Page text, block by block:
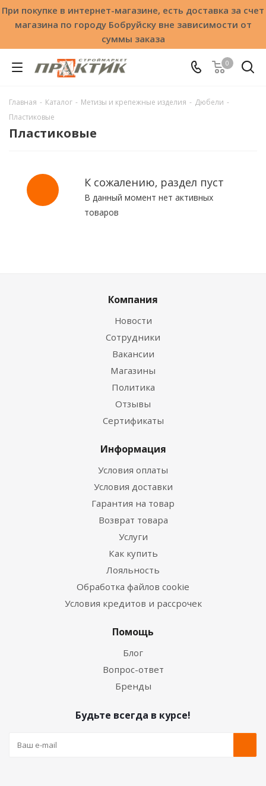
При покупке в интернет-магазине, есть доставка за счет
магазина по городу Бобруйску вне зависимости от
суммы заказа
0
Главная - Каталог - Метизы и крепежные изделия - Дюбели -
Пластиковые
Пластиковые
К сожалению, раздел пуст
В данный момент нет активных
товаров
Компания
Новости
Сотрудники
Вакансии
Магазины
Политика
Отзывы
Сертификаты
Информация
Условия оплаты
Условия доставки
Гарантия на товар
Возврат товара
Услуги
Как купить
Лояльность
Обработка файлов cookie
Условия кредитов и рассрочек
Помощь
Блог
Вопрос-ответ
Бренды
Будьте всегда в курсе!